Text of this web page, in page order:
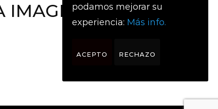
IMAGEN DE MI
VIDA
podamos mejorar su
experiencia: Más info.
ACEPTO RECHAZO